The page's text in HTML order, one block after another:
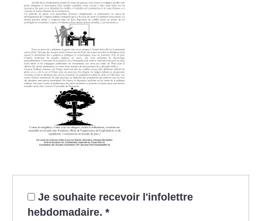
Je souhaite recevoir l'infolettre
hebdomadaire. *